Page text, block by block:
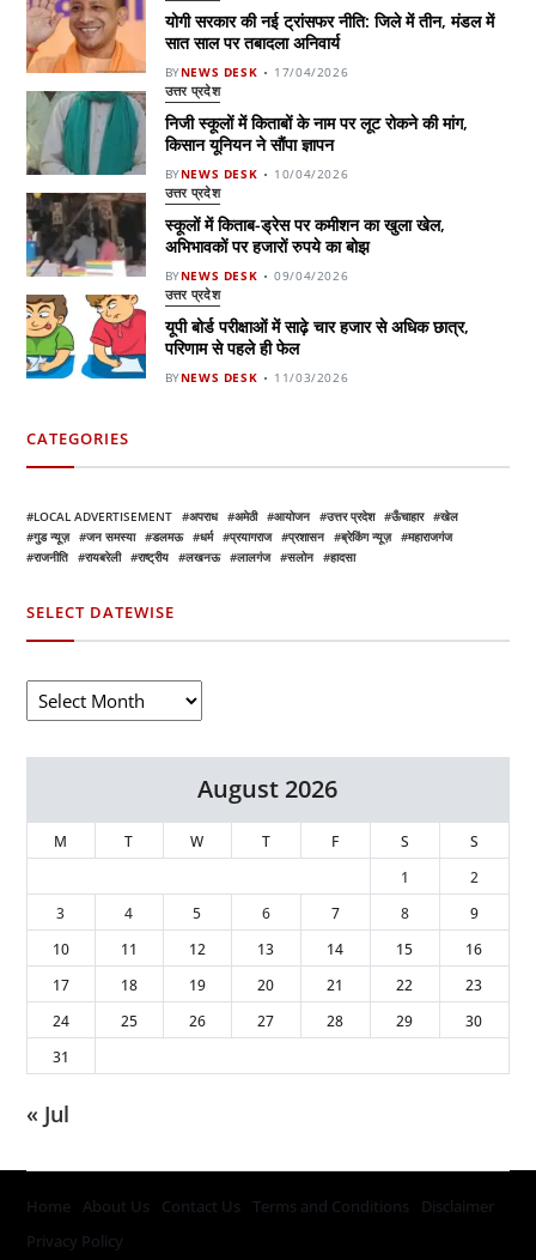
योगी सरकार की नई ट्रांसफर नीति: जिले में तीन, मंडल में
सात साल पर तबादला अनिवार्य
BYNEWS DESK 17/04/2026
उत्तर प्रदेश
निजी स्कूलों में किताबों के नाम पर लूट रोकने की मांग,
किसान यूनियन ने सौंपा ज्ञापन
BYNEWS DESK 10/04/2026
उत्तर प्रदेश
स्कूलों में किताब-ड्रेस पर कमीशन का खुला खेल,
अभिभावकों पर हजारों रुपये का बोझ
BYNEWS DESK 09/04/2026
उत्तर प्रदेश
यूपी बोर्ड परीक्षाओं में साढ़े चार हजार से अधिक छात्र,
परिणाम से पहले ही फेल
BYNEWS DESK 11/03/2026
CATEGORIES
LOCAL ADVERTISEMENT अपराध अमेठी आयोजन उत्तर प्रदेश ऊँचाहार
खेल
गुड न्यूज़
जन समस्या डलमऊ धर्म प्रयागराज प्रशासन ब्रेकिंग न्यूज़
महाराजगंज
राजनीति
रायबरेली राष्ट्रीय लखनऊ लालगंज सलोन हादसा
SELECT DATEWISE
August 2026
M T W T F S
S
1
2
3
4 5 6 7 8
9
10
11 12 13 14 15
16
17
18 19 20 21 22
23
24
25 26 27 28 29
30
31
« Jul
Home About Us Contact Us Terms and Conditions
Disclaimer
Privacy Policy